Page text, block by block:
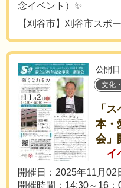
念イベント）✨
【刈谷市】刈谷市スポ
公開
文化
「
本・
会」
イ
開催日：2025年11月02
開催時間：14:30～16：